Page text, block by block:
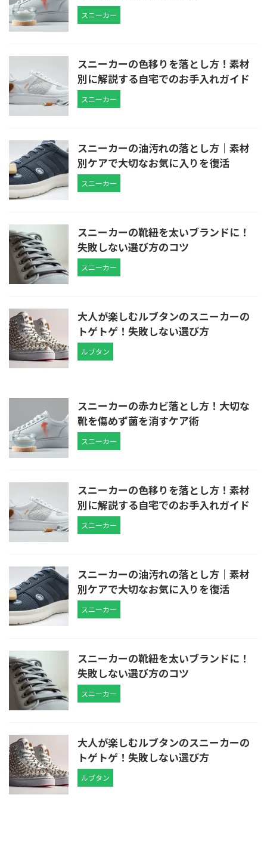
スニーカー
スニーカーの色移りを落とし方！素材
別に解説する自宅でのお手入れガイド
スニーカー
スニーカーの油汚れの落とし方｜素材
別ケアで大切なお気に入りを復活
スニーカー
スニーカーの靴紐を太いブランドに！
失敗しない選び方のコツ
スニーカー
大人が楽しむルブタンのスニーカーの
トゲトゲ！失敗しない選び方
ルブタン
スニーカーの赤カビ落とし方！大切な
靴を傷めず菌を消すケア術
スニーカー
スニーカーの色移りを落とし方！素材
別に解説する自宅でのお手入れガイド
スニーカー
スニーカーの油汚れの落とし方｜素材
別ケアで大切なお気に入りを復活
スニーカー
スニーカーの靴紐を太いブランドに！
失敗しない選び方のコツ
スニーカー
大人が楽しむルブタンのスニーカーの
トゲトゲ！失敗しない選び方
ルブタン